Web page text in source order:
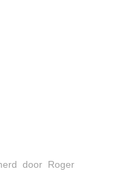
door Roger